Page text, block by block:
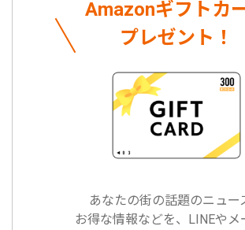
Amazonギフトカ
プレゼント！
あなたの街の話題のニュー
お得な情報などを、LINEやメ